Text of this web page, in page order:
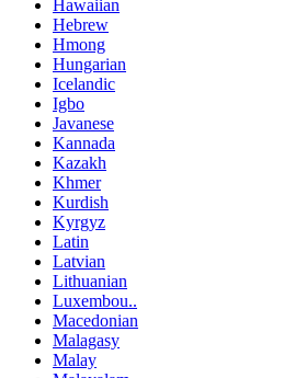
Hawaiian
Hebrew
Hmong
Hungarian
Icelandic
Igbo
Javanese
Kannada
Kazakh
Khmer
Kurdish
Kyrgyz
Latin
Latvian
Lithuanian
Luxembou..
Macedonian
Malagasy
Malay